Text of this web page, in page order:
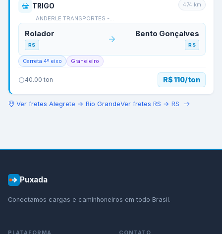
TRIGO
ANDERLE TRANSPORTES -…
474 km
Rolador
RS
Bento Gonçalves
RS
Carreta 4º eixo Graneleiro
40.00 ton R$ 110/ton
Ver fretes Alegrete → Rio GrandeVer fretes RS → RS
Puxada
Conectamos cargas e caminhoneiros em todo Brasil.